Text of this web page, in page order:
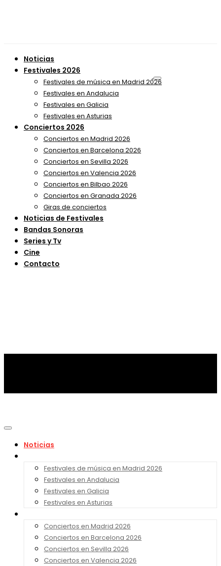
Noticias
Festivales 2026
Festivales de música en Madrid 2026
Festivales en Andalucia
Festivales en Galicia
Festivales en Asturias
Conciertos 2026
Conciertos en Madrid 2026
Conciertos en Barcelona 2026
Conciertos en Sevilla 2026
Conciertos en Valencia 2026
Conciertos en Bilbao 2026
Conciertos en Granada 2026
Giras de conciertos
Noticias de Festivales
Bandas Sonoras
Series y Tv
Cine
Contacto
Noticias
Festivales de música en Madrid 2026
Festivales en Andalucia
Festivales en Galicia
Festivales en Asturias
Conciertos en Madrid 2026
Conciertos en Barcelona 2026
Conciertos en Sevilla 2026
Conciertos en Valencia 2026